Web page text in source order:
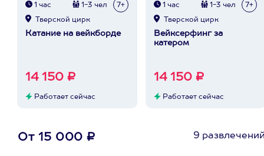
1 час 1-3 чел 7+
Тверской цирк
Катание на вейкборде
14 150 ₽
Работает сейчас
1 час 1-3 чел 7+
Тверской цирк
Вейксерфинг за
катером
14 150 ₽
Работает сейчас
От 15 000 ₽ 9